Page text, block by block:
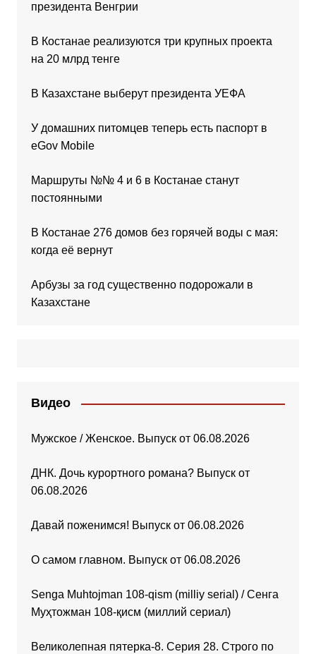
президента Венгрии
В Костанае реализуются три крупных проекта
на 20 млрд тенге
В Казахстане выберут президента УЕФА
У домашних питомцев теперь есть паспорт в
eGov Mobile
Маршруты №№ 4 и 6 в Костанае станут
постоянными
В Костанае 276 домов без горячей воды с мая:
когда её вернут
Арбузы за год существенно подорожали в
Казахстане
Видео
Мужское / Женское. Выпуск от 06.08.2026
ДНК. Дочь курортного романа? Выпуск от
06.08.2026
Давай поженимся! Выпуск от 06.08.2026
О самом главном. Выпуск от 06.08.2026
Senga Muhtojman 108-qism (milliy serial) / Сенга
Муҳтожман 108-қисм (миллий сериал)
Великолепная пятерка-8. Серия 28. Строго по